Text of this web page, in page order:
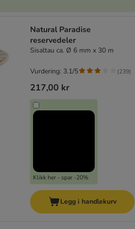
Natural Paradise
reservedeler
Sisaltau ca. Ø 6 mm x 30 m
217,00 kr
Klikk her - spar -20%
Vurdering: 3.1/5 (239)
Legg i handlekurv